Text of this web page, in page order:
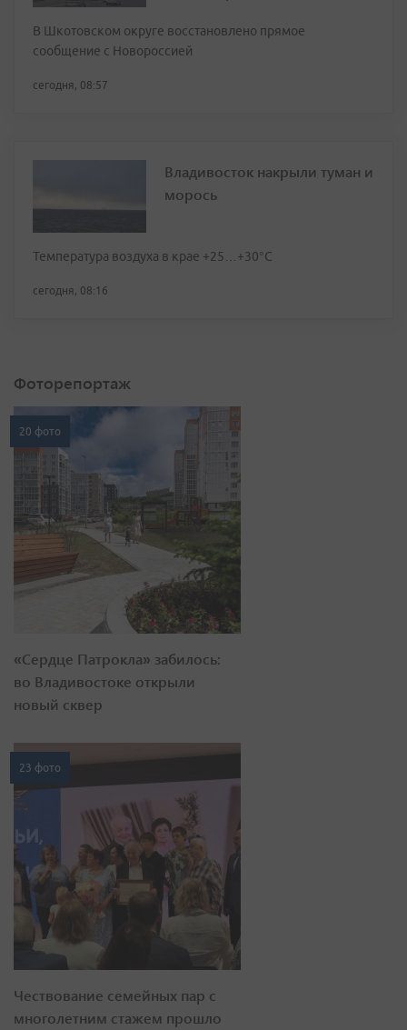
В Шкотовском округе восстановлено прямое
сообщение с Новороссией
сегодня, 08:57
Владивосток накрыли туман и
морось
Температура воздуха в крае +25…+30°C
сегодня, 08:16
Фоторепортаж
20 фото
«Сердце Патрокла» забилось:
во Владивостоке открыли
новый сквер
23 фото
Чествование семейных пар с
многолетним стажем прошло